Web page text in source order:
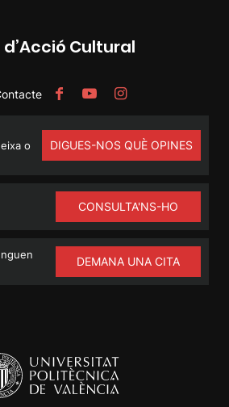
Cultural
o
DIGUES-NOS QUÈ OPINES
CONSULTA'NS-HO
DEMANA UNA CITA